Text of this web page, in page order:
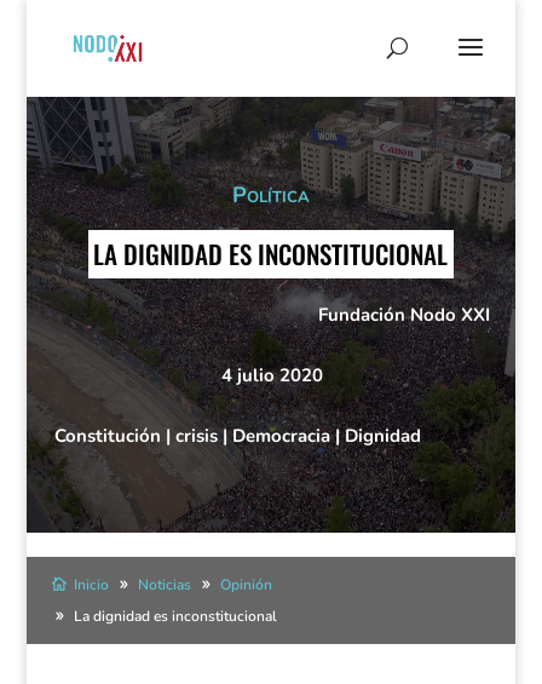
Política
LA DIGNIDAD ES INCONSTITUCIONAL
Fundación Nodo XXI
4 julio 2020
Constitución| crisis|Democracia|Dignidad
Inicio Noticias
Opinión
La dignidad es inconstitucional